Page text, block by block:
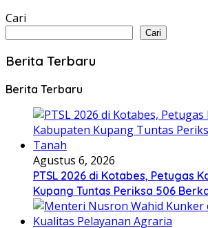
Cari
Cari
Berita Terbaru
Berita Terbaru
Agustus 6, 2026
PTSL 2026 di Kotabes, Petugas
Kupang Tuntas Periksa 506